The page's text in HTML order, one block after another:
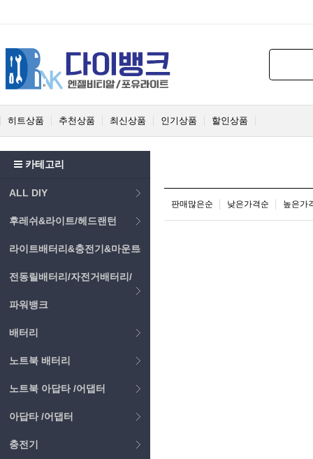
히트상품 추천상품 최신상품 인기상품 할인상품
카테고리
ALL DIY
후레쉬&라이트/헤드랜턴
라이트배터리&충전기&마운트
전동릴배터리/자전거배터리/
파워뱅크
배터리
노트북 배터리
노트북 아답타 /어댑터
아답타 /어댑터
충전기
판매많은순 낮은가격순 높은가